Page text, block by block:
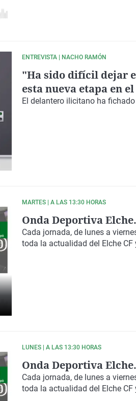
ENTREVISTA | NACHO RAMÓN
"Ha sido difícil dejar
esta nueva etapa en
El delantero ilicitano ha
MARTES | A LAS 13:30 HORAS
Onda Deportiva Elche.
Cada jornada, de lunes a
toda la actualidad del Elche CF
LUNES | A LAS 13:30 HORAS
Onda Deportiva Elche.
Cada jornada, de lunes a
toda la actualidad del Elche CF